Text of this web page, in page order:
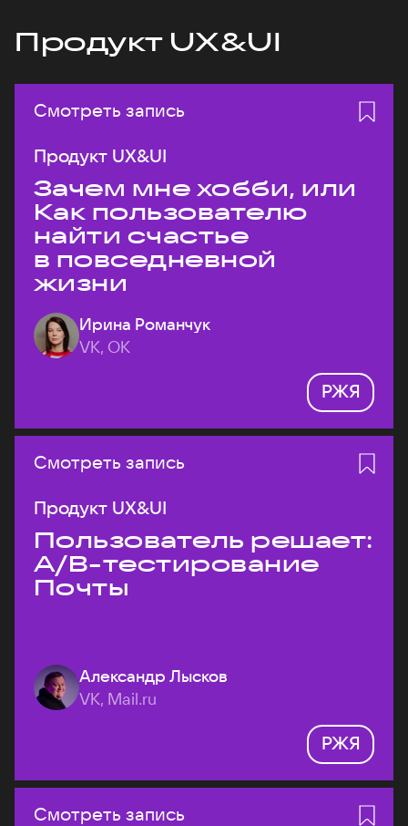
Продукт UX&UI
Смотреть запись
Продукт UX&UI
Зачем мне хобби, или
Как пользователю
найти счастье
в повседневной
жизни
Ирина Романчук
VK, ОК
РЖЯ
Смотреть запись
Продукт UX&UI
Пользователь решает:
A/B-тестирование
Почты
Александр Лысков
VK, Mail.ru
РЖЯ
Смотреть запись